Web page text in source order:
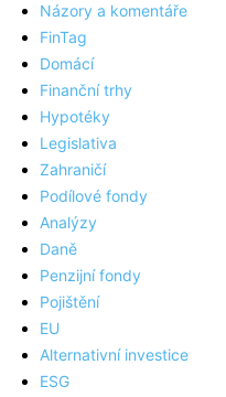
Názory a komentáře
FinTag
Domácí
Finanční trhy
Hypotéky
Legislativa
Zahraničí
Podílové fondy
Analýzy
Daně
Penzijní fondy
Pojištění
EU
Alternativní investice
ESG